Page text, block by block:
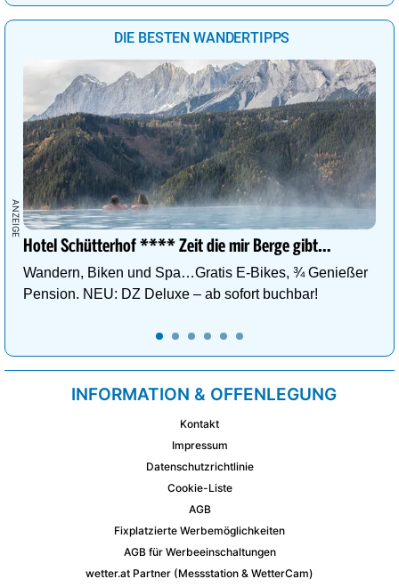
DIE BESTEN WANDERTIPPS
Hotel Schütterhof **** Zeit die mir Berge gibt…
Wandern, Biken und Spa…Gratis E-Bikes, ¾ Genießer
Pension. NEU: DZ Deluxe – ab sofort buchbar!
INFORMATION & OFFENLEGUNG
Kontakt
Impressum
Datenschutzrichtlinie
Cookie-Liste
AGB
Fixplatzierte Werbemöglichkeiten
AGB für Werbeeinschaltungen
wetter.at Partner (Messstation & WetterCam)